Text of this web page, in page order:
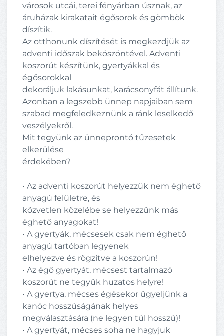
városok utcái, terei fényárban úsznak, az
áruházak kirakatait égősorok és gömbök
díszítik.
Az otthonunk díszítését is megkezdjük az
adventi időszak beköszöntével. Adventi
koszorút készítünk, gyertyákkal és
égősorokkal
dekoráljuk lakásunkat, karácsonyfát állítunk.
Azonban a legszebb ünnep napjaiban sem
szabad megfeledkeznünk a ránk leselkedő
veszélyekről.
Mit tegyünk az ünneprontó tűzesetek
elkerülése
érdekében?
• Az adventi koszorút helyezzük nem éghető
anyagú felületre, és
közvetlen közelébe se helyezzünk más
éghető anyagokat!
• A gyertyák, mécsesek csak nem éghető
anyagú tartóban legyenek
elhelyezve és rögzítve a koszorún!
• Az égő gyertyát, mécsest tartalmazó
koszorút ne tegyük huzatos helyre!
• A gyertya, mécses égésekor ügyeljünk a
kanóc hosszúságának helyes
megválasztására (ne legyen túl hosszú)!
• A gyertyát, mécses soha ne hagyjuk